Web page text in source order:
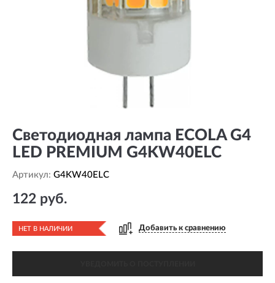
Светодиодная лампа ECOLA G4
LED PREMIUM G4KW40ELC
Артикул: G4KW40ELC
122 руб.
НЕТ В НАЛИЧИИ Добавить к сравнению